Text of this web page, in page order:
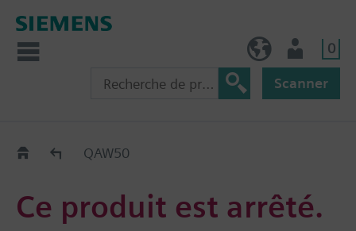
0
Scanner
Old2NewQAW50
Ce produit est arrêté.